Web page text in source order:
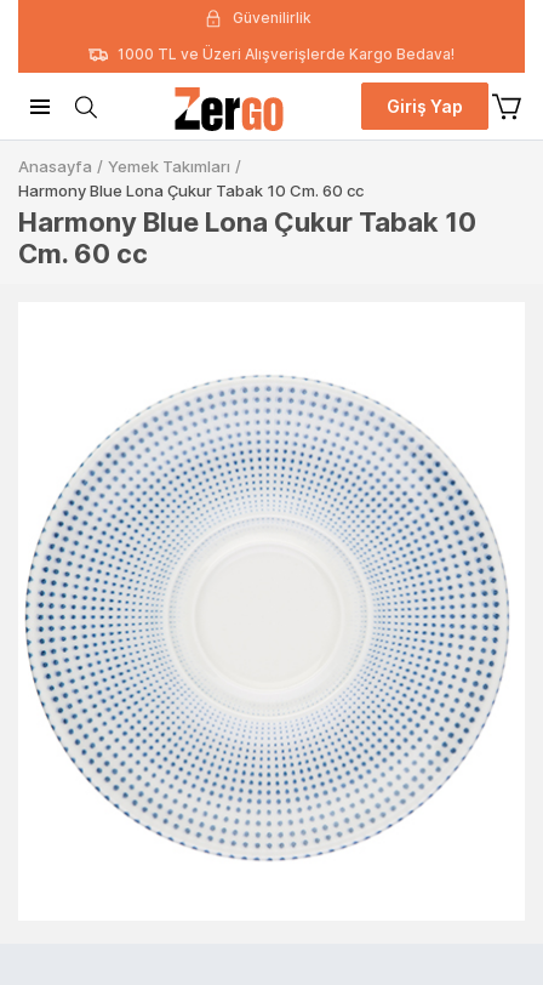
Güvenilirlik
1000 TL ve Üzeri Alışverişlerde Kargo Bedava!
Giriş Yap
Anasayfa / Yemek Takımları /
Harmony Blue Lona Çukur Tabak 10 Cm. 60 cc
Harmony Blue Lona Çukur Tabak 10
Cm. 60 cc